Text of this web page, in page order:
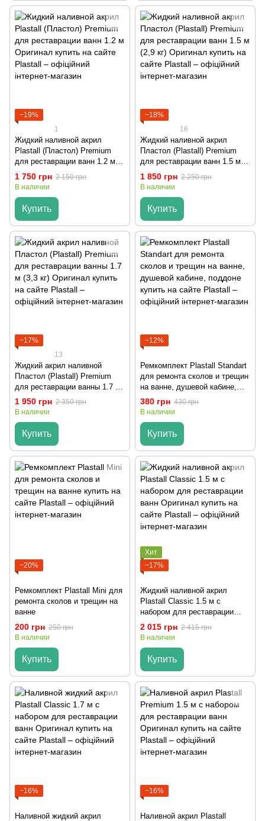
−19%
1
Жидкий наливной акрил
Plastall (Пластол) Premium
для реставрации ванн 1.2 м
Оригинал
1 750 грн 2 150 грн
В наличии
Купить
−18%
16
Жидкий наливной акрил
Пластол (Plastall) Premium
для реставрации ванн 1.5 м
(2,9 кг) Оригинал
1 850 грн 2 250 грн
В наличии
Купить
−17%
13
Жидкий акрил наливной
Пластол (Plastall) Premium
для реставрации ванны 1.7 м
(3,3 кг) Оригинал
1 950 грн 2 350 грн
В наличии
Купить
−12%
Ремкомплект Plastall Standart
для ремонта сколов и трещин
на ванне, душевой кабине,
поддоне
380 грн 430 грн
В наличии
Купить
−20%
Ремкомплект Plastall Mini для
ремонта сколов и трещин на
ванне
200 грн 250 грн
В наличии
Купить
Хит
−17%
Жидкий наливной акрил
Plastall Classic 1.5 м с
набором для реставрации
ванн Оригинал
2 015 грн 2 415 грн
В наличии
Купить
−16%
Наливной жидкий акрил
−16%
Наливной акрил Plastall